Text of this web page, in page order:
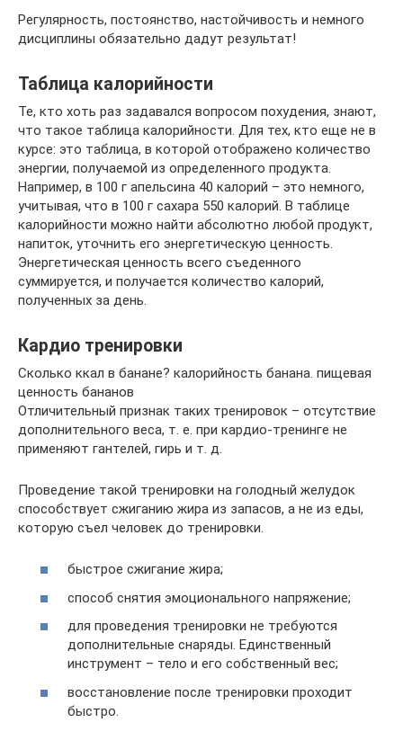
Регулярность, постоянство, настойчивость и немного
дисциплины обязательно дадут результат!
Таблица калорийности
Те, кто хоть раз задавался вопросом похудения, знают,
что такое таблица калорийности. Для тех, кто еще не в
курсе: это таблица, в которой отображено количество
энергии, получаемой из определенного продукта.
Например, в 100 г апельсина 40 калорий – это немного,
учитывая, что в 100 г сахара 550 калорий. В таблице
калорийности можно найти абсолютно любой продукт,
напиток, уточнить его энергетическую ценность.
Энергетическая ценность всего съеденного
суммируется, и получается количество калорий,
полученных за день.
Кардио тренировки
Сколько ккал в банане? калорийность банана. пищевая
ценность бананов
Отличительный признак таких тренировок – отсутствие
дополнительного веса, т. е. при кардио-тренинге не
применяют гантелей, гирь и т. д.
Проведение такой тренировки на голодный желудок
способствует сжиганию жира из запасов, а не из еды,
которую съел человек до тренировки.
быстрое сжигание жира;
способ снятия эмоционального напряжение;
для проведения тренировки не требуются
дополнительные снаряды. Единственный
инструмент – тело и его собственный вес;
восстановление после тренировки проходит
быстро.